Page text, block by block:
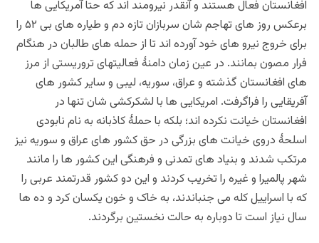
افغانستان فعال هستند و آنقدر نیرومند اند که حتا آمریکایی ها
برعکس روز های تهاجم شان سربازان تازه دم و طیاره های بی ۵۲ را
برای خروج نیرو های خود آورده اند تا از حمله های طالبان در هنگام
فرار مصون بمانند. در عین زمان دامنۀ فعالیتهای تروریستی از مرز
های افغانستان گذشته و عراق، سوریه، لیبی و سایر کشور های
آفریقایی را فراگرفت. امریکایی ها با لشکرکشی شان تنها در
افغانستان خیانت نکرده اند؛ بلکه با حملۀ کاذبانه به نام نابودی
اسلحۀ دروی خیانت های بزرگی در حق کشور های عراق و سوریه نیز
مرتکب شدند و بنیاد های تمدنی و فرهنگی این کشور ها را مانند
شهر پالمیرا و غیره را تخریب کردند و این دو کشور قدرتمند عربی را
که با اسراییل کله می جنباندند، به خاک و خون یکسان کرد و ده ها
سال نیاز است تا دوباره به حالت نخستین برگردند.